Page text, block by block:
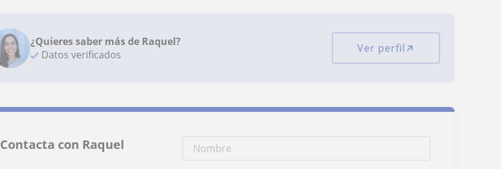
¿Quieres saber más de Raquel?
Datos verificados
Ver perfil
Contacta con Raquel